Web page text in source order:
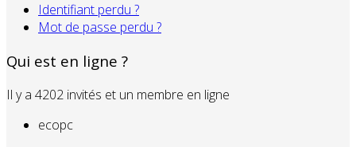
Identifiant perdu ?
Mot de passe perdu ?
Qui est en ligne ?
Il y a 4202 invités et un membre en ligne
ecopc